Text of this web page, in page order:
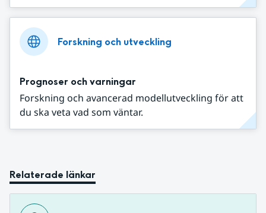
Forskning och utveckling
Prognoser och varningar
Forskning och avancerad modellutveckling för att
du ska veta vad som väntar.
Relaterade länkar